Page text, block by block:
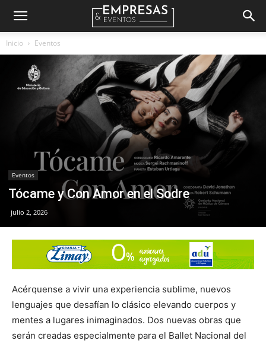
Empresas
Inicio Eventos
Eventos
Tócame y Con Amor en el Sodre
julio 2, 2026
Acérquense a vivir una experiencia sublime, nuevos
lenguajes que desafían lo clásico elevando cuerpos y
mentes a lugares inimaginados. Dos nuevas obras que
serán creadas especialmente para el Ballet Nacional del